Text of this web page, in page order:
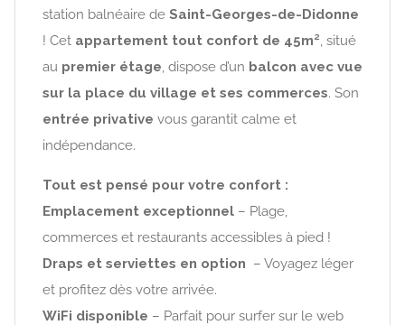
station balnéaire de Saint-Georges-de-Didonne
! Cet appartement tout confort de 45m², situé
au premier étage, dispose d’un balcon avec vue
sur la place du village et ses commerces. Son
entrée privative vous garantit calme et
indépendance.
Tout est pensé pour votre confort :
Emplacement exceptionnel – Plage,
commerces et restaurants accessibles à pied !
Draps et serviettes en option – Voyagez léger
et profitez dès votre arrivée.
WiFi disponible – Parfait pour surfer sur le web